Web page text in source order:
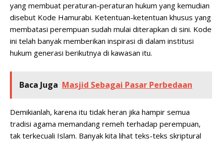
yang membuat peraturan-peraturan hukum yang kemudian
disebut Kode Hamurabi. Ketentuan-ketentuan khusus yang
membatasi perempuan sudah mulai diterapkan di sini. Kode
ini telah banyak memberikan inspirasi di dalam institusi
hukum generasi berikutnya di kawasan itu.
Baca Juga Masjid Sebagai Pasar Perbedaan
Demikianlah, karena itu tidak heran jika hampir semua
tradisi agama memandang remeh terhadap perempuan,
tak terkecuali Islam. Banyak kita lihat teks-teks skriptural